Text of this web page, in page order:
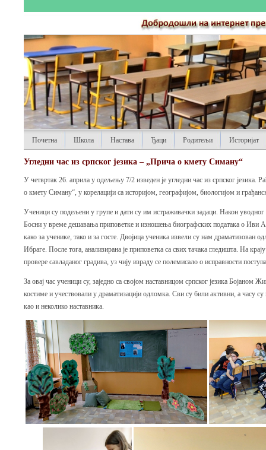
Почетна Школа Настава Ђаци Родитељи Историјат
Угледни час из српског језика – „Прича о кмету Симану“
У четвртак 26. априла у одељењу 7/2 изведен је угледни час из српског језика.
о кмету Симану“, у корелацији са историјом, географијом, биологијом и
Ученици су подељени у групе и дати су им истраживачки задаци. Након
Босни у време дешавања приповетке и изношења биографских података о Иви
како за ученике, тако и за госте. Двојица ученика извели су нам драматизован
Ибраге. После тога, анализирана је приповетка са свих тачака гледишта. На
провере савладаног градива, уз чију израду се полемисало о исправности
За овај час ученици су, заједно са својом наставницом српског језика Бојаном
костиме и учествовали у драматизацији одломка. Сви су били активни, а часу
као и неколико наставника.